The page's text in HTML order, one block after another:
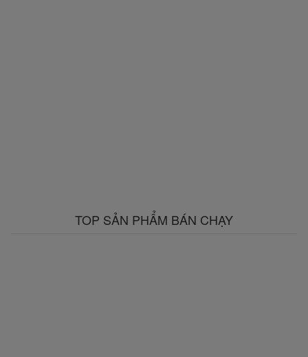
TOP SẢN PHẨM BÁN CHẠY